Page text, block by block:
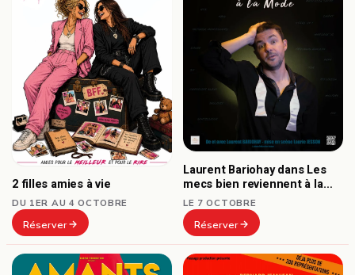
2 filles amies à vie
DU 1ER AU 4 OCTOBRE
Réserver
Laurent Bariohay dans Les
mecs bien reviennent à la
mode
LE 7 OCTOBRE
Réserver